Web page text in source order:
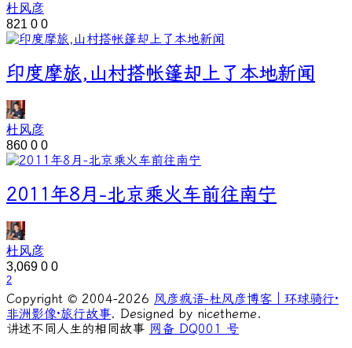
杜风彦
821 0 0
印度摩旅,山村搭帐篷却上了本地新闻
杜风彦
860 0 0
2011年8月-北京乘火车前往南宁
杜风彦
3,069 0 0
2
Copyright © 2004-2026 风彦疯语-杜风彦博客｜环球骑行·
非洲影像·旅行故事. Designed by nicetheme.
讲述不同人生的相同故事 网备 DQ001 号